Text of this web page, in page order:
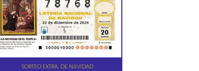
SORTEO EXTRA. DE NAVIDAD